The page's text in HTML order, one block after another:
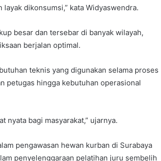
dikonsumsi,” kata Widyaswendra.
besar dan tersebar di banyak wilayah,
berjalan optimal.
teknis yang digunakan selama proses
petugas hingga kebutuhan operasional
nyata bagi masyarakat,” ujarnya.
pengawasan hewan kurban di Surabaya
penyelenggaraan pelatihan juru sembelih